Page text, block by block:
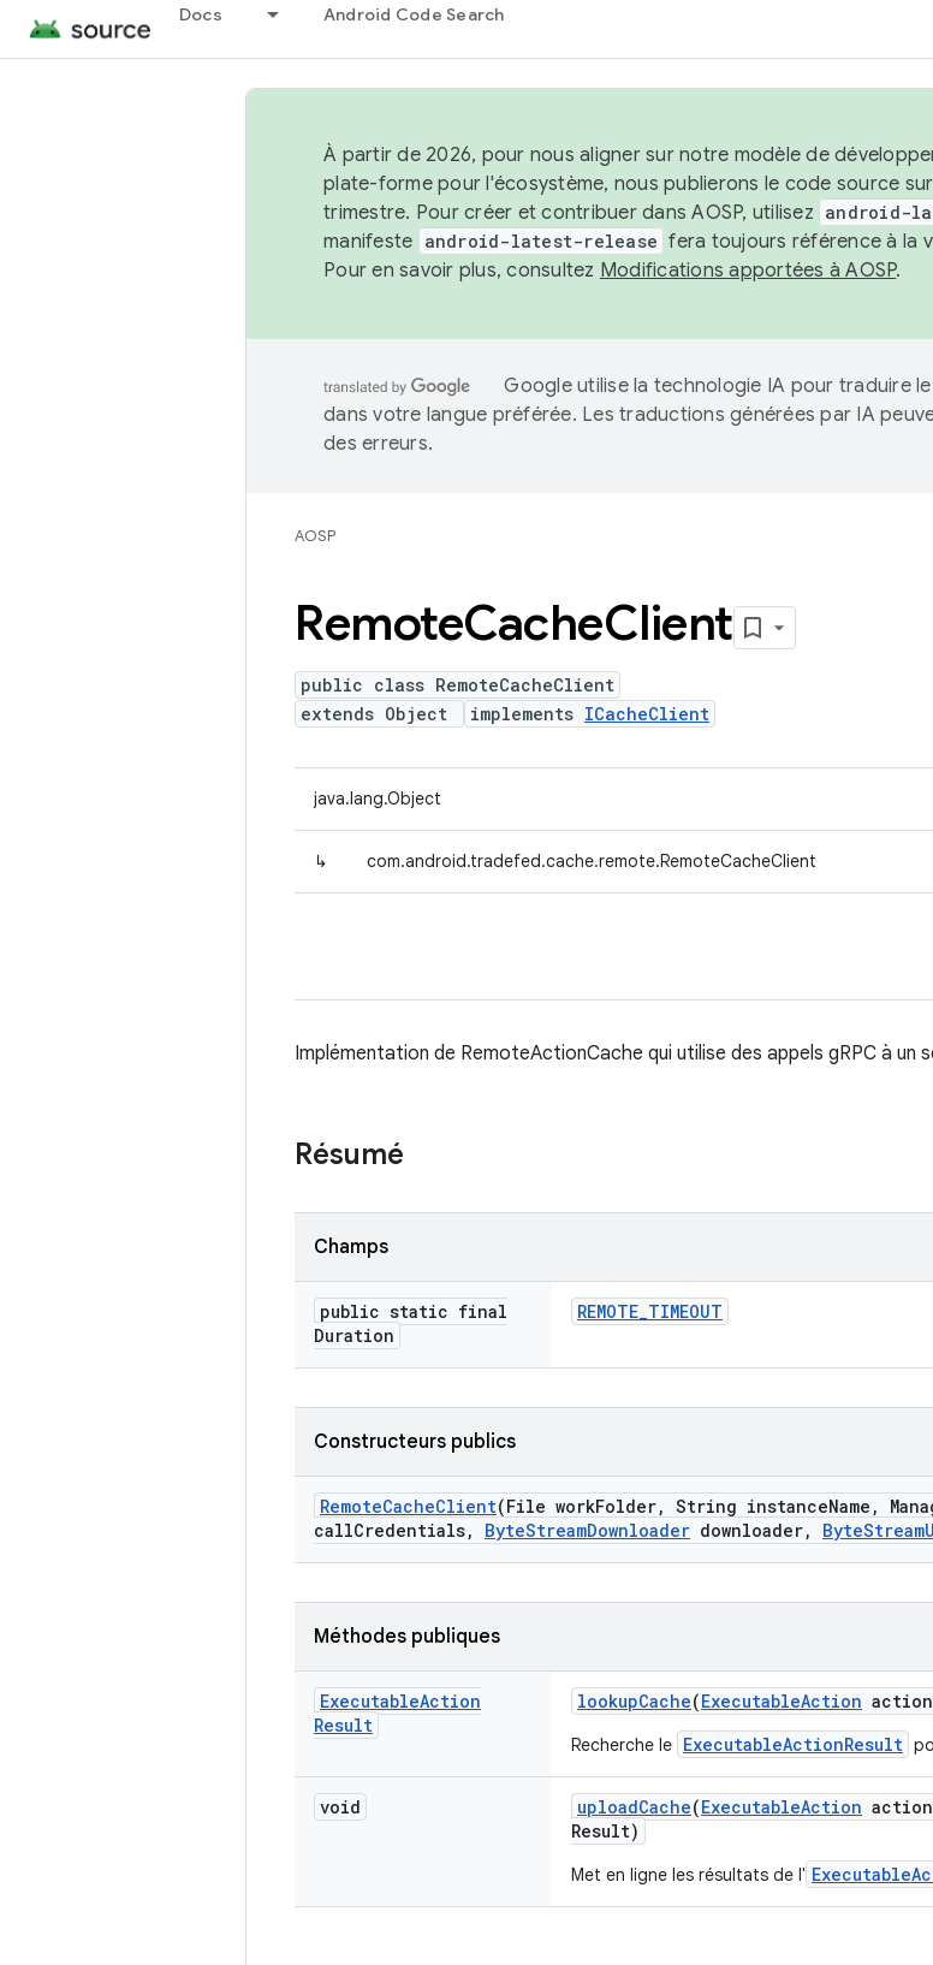
Docs Android Code Search
À partir de 2026, pour nous aligner sur notre modèle de
plate-forme pour l'écosystème, nous publierons le code source
trimestre. Pour créer et contribuer dans AOSP, utilisez android-
manifeste android-latest-release fera toujours référence à la
Pour en savoir plus, consultez Modifications apportées à AOSP.
Google utilise la technologie IA pour traduire
dans votre langue préférée. Les traductions générées par IA
des erreurs.
AOSP
RemoteCacheClient
public class RemoteCacheClient
extends Object
implements ICacheClient
java.lang.Object
↳ com.android.tradefed.cache.remote.RemoteCacheClient
Implémentation de RemoteActionCache qui utilise des appels gRPC à un
Résumé
Champs
public static final
Duration
REMOTE_TIMEOUT
Constructeurs publics
RemoteCacheClient(File workFolder, String instanceName ,
callCredentials, ByteStreamDownloader downloader, ByteStream
Méthodes publiques
ExecutableAction
Result
lookupCache(ExecutableAction
Recherche le ExecutableActionResult
void uploadCache(ExecutableAction action
Result)
Met en ligne les résultats de l'